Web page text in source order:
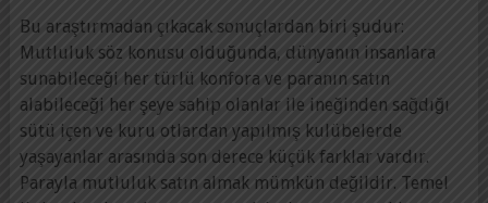
Bu araştırmadan çıkacak sonuçlardan biri şudur:
Mutluluk söz konusu olduğunda, dünyanın insanlara
sunabileceği her türlü konfora ve paranın satın
alabileceği her şeye sahip olanlar ile ineğinden sağdığı
sütü içen ve kuru otlardan yapılmış kulübelerde
yaşayanlar arasında son derece küçük farklar vardır.
Parayla mutluluk satın almak mümkün değildir. Temel